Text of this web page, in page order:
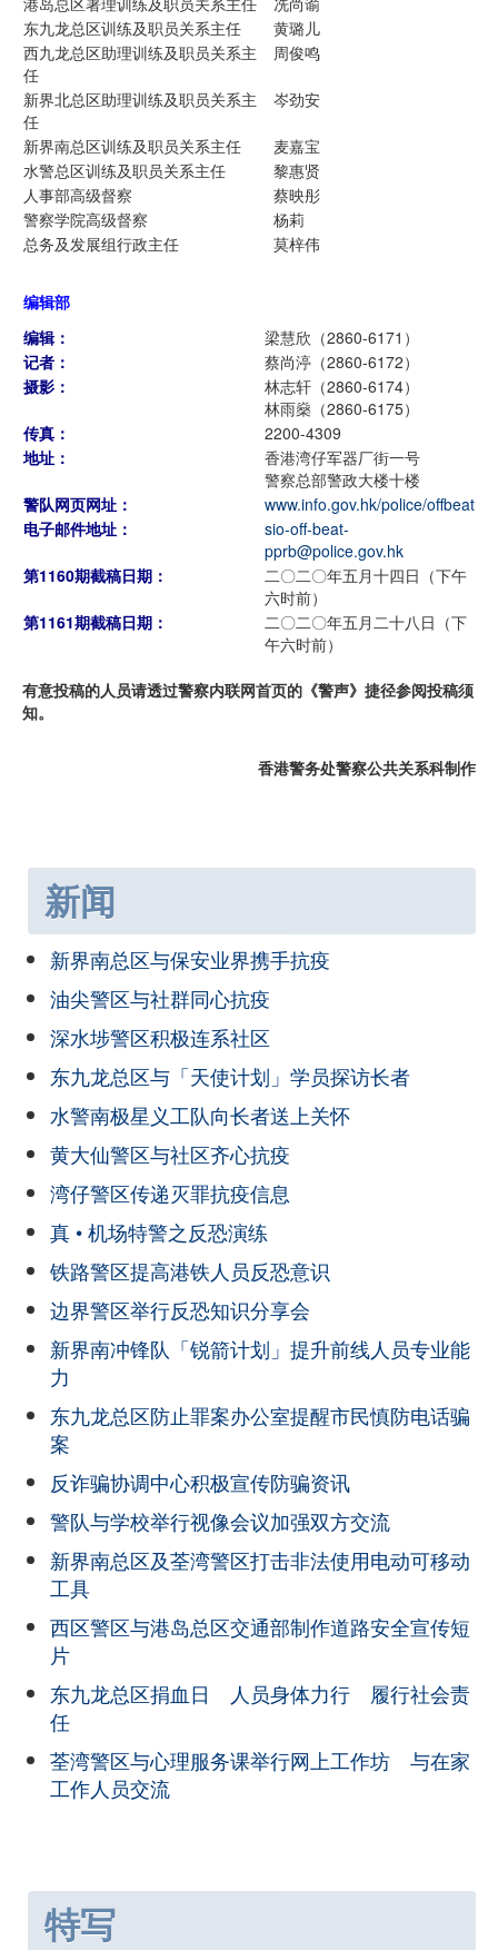
东九龙总区训练及职员关系主任
黄璐儿
西九龙总区助理训练及职员关系主
任
周俊鸣
新界北总区助理训练及职员关系主
任
岑劲安
新界南总区训练及职员关系主任
麦嘉宝
水警总区训练及职员关系主任
黎惠贤
人事部高级督察
蔡映彤
警察学院高级督察
杨莉
总务及发展组行政主任
莫梓伟
编辑部
编辑：
梁慧欣（2860-6171）
记者：
蔡尚渟（2860-6172）
摄影：
林志轩（2860-6174）
林雨燊（2860-6175）
传真：
2200-4309
地址：
香港湾仔军器厂街一号
警察总部警政大楼十楼
警队网页网址：
www.info.gov.hk/police/offbeat
电子邮件地址：
sio-off-beat-
pprb@police.gov.hk
第1160期截稿日期：
二〇二〇年五月十四日（下午
六时前）
第1161期截稿日期：
二〇二〇年五月二十八日（下
午六时前）
有意投稿的人员请透过警察内联网首页的《警声》捷径参阅投稿须
知。
香港警务处警察公共关系科制作
新闻
新界南总区与保安业界携手抗疫
油尖警区与社群同心抗疫
深水埗警区积极连系社区
东九龙总区与「天使计划」学员探访长者
水警南极星义工队向长者送上关怀
黄大仙警区与社区齐心抗疫
湾仔警区传递灭罪抗疫信息
真 • 机场特警之反恐演练
铁路警区提高港铁人员反恐意识
边界警区举行反恐知识分享会
新界南冲锋队「锐箭计划」提升前线人员专业能
力
东九龙总区防止罪案办公室提醒市民慎防电话骗
案
反诈骗协调中心积极宣传防骗资讯
警队与学校举行视像会议加强双方交流
新界南总区及荃湾警区打击非法使用电动可移动
工具
西区警区与港岛总区交通部制作道路安全宣传短
片
东九龙总区捐血日 人员身体力行 履行社会责
任
荃湾警区与心理服务课举行网上工作坊 与在家
工作人员交流
特写